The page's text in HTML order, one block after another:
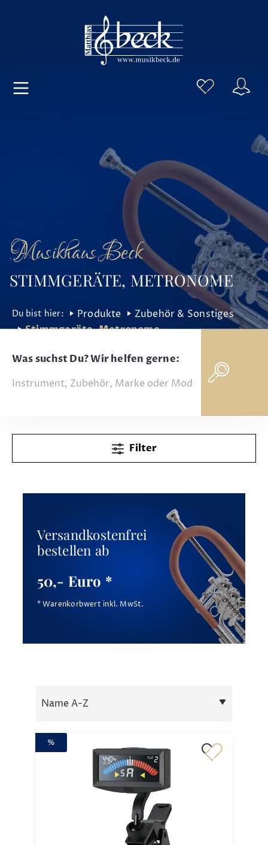
Musikhaus Beck
STIMMGERÄTE, METRONOME
Produkte
Zubehör & Sonstiges
Stimmgeräte, Metronome
Was suchst Du? Wir helfen gerne:
Filter
Versandkostenfrei
bestellen ab
50,- Euro *
* Warenkorbwert inkl. MwSt.
%